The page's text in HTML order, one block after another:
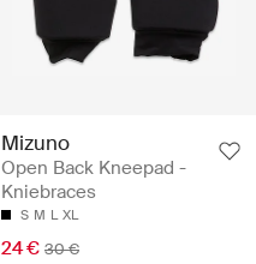
Mizuno
Open Back Kneepad -
Kniebraces
S M L XL
24 € 30 €